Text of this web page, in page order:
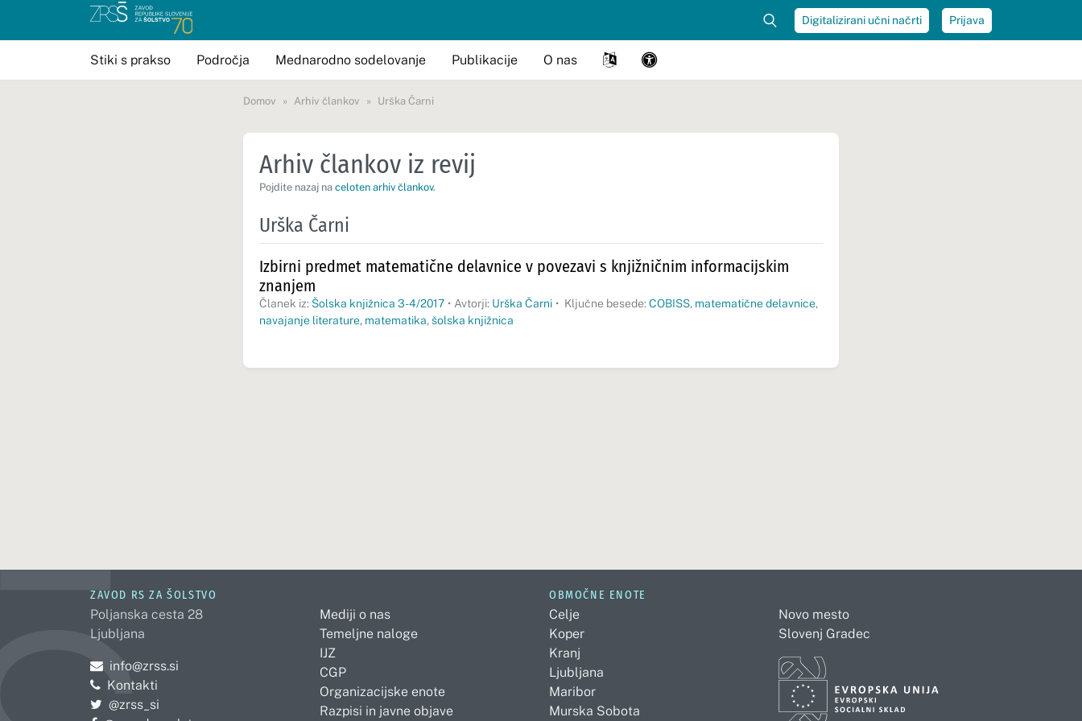
Digitalizirani učni načrti Prijava
Stiki s prakso Področja Mednarodno sodelovanje Publikacije O nas
Domov Arhiv člankov Urška Čarni
Arhiv člankov iz revij
Pojdite nazaj na celoten arhiv člankov.
Urška Čarni
Izbirni predmet matematične delavnice v povezavi s knjižničnim informacijskim
znanjem
Članek iz: Šolska knjižnica 3-4/2017 • Avtorji: Urška Čarni • Ključne besede: COBISS, matematične delavnice,
navajanje literature, matematika, šolska knjižnica
ZAVOD RS ZA ŠOLSTVO
Poljanska cesta 28
Ljubljana
Pošljite e-mail na
info@zrss.si
Kontakti
Pojdite na Twitter:
@zrss_si
Mediji o nas
Temeljne naloge
IJZ
CGP
Organizacijske enote
Razpisi in javne objave
OBMOČNE ENOTE
Celje
Koper
Kranj
Ljubljana
Maribor
Murska Sobota
Novo mesto
Slovenj Gradec